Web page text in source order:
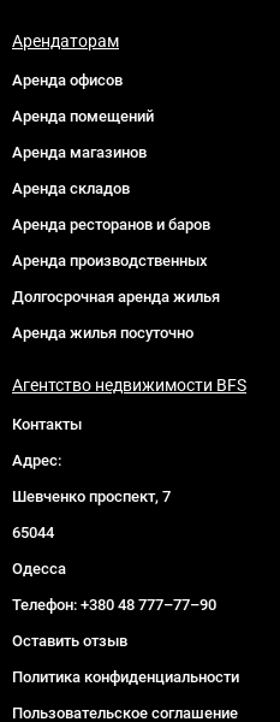
Арендаторам
Аренда офисов
Аренда помещений
Аренда магазинов
Аренда складов
Аренда ресторанов и баров
Аренда производственных
Долгосрочная аренда жилья
Аренда жилья посуточно
Агентство недвижимости BFS
Контакты
Адрес:
Шевченко проспект, 7
65044
Одесса
Телефон: +380 48 777–77–90
Оставить отзыв
Политика конфиденциальности
Пользовательское соглашение